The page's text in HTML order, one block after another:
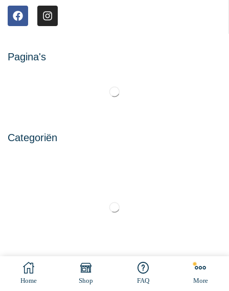
Home Shop FAQ More
Pagina's
Categoriën
© All rights reserved. Made by Ramaekers-Consultancy